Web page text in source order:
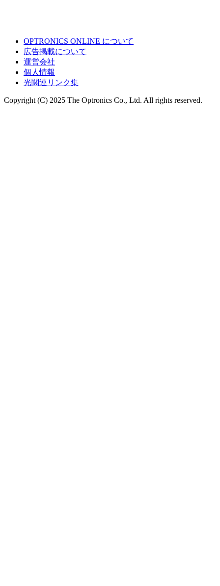
OPTRONICS ONLINE について
広告掲載について
運営会社
個人情報
光関連リンク集
Copyright (C) 2025 The Optronics Co., Ltd. All rights reserved.